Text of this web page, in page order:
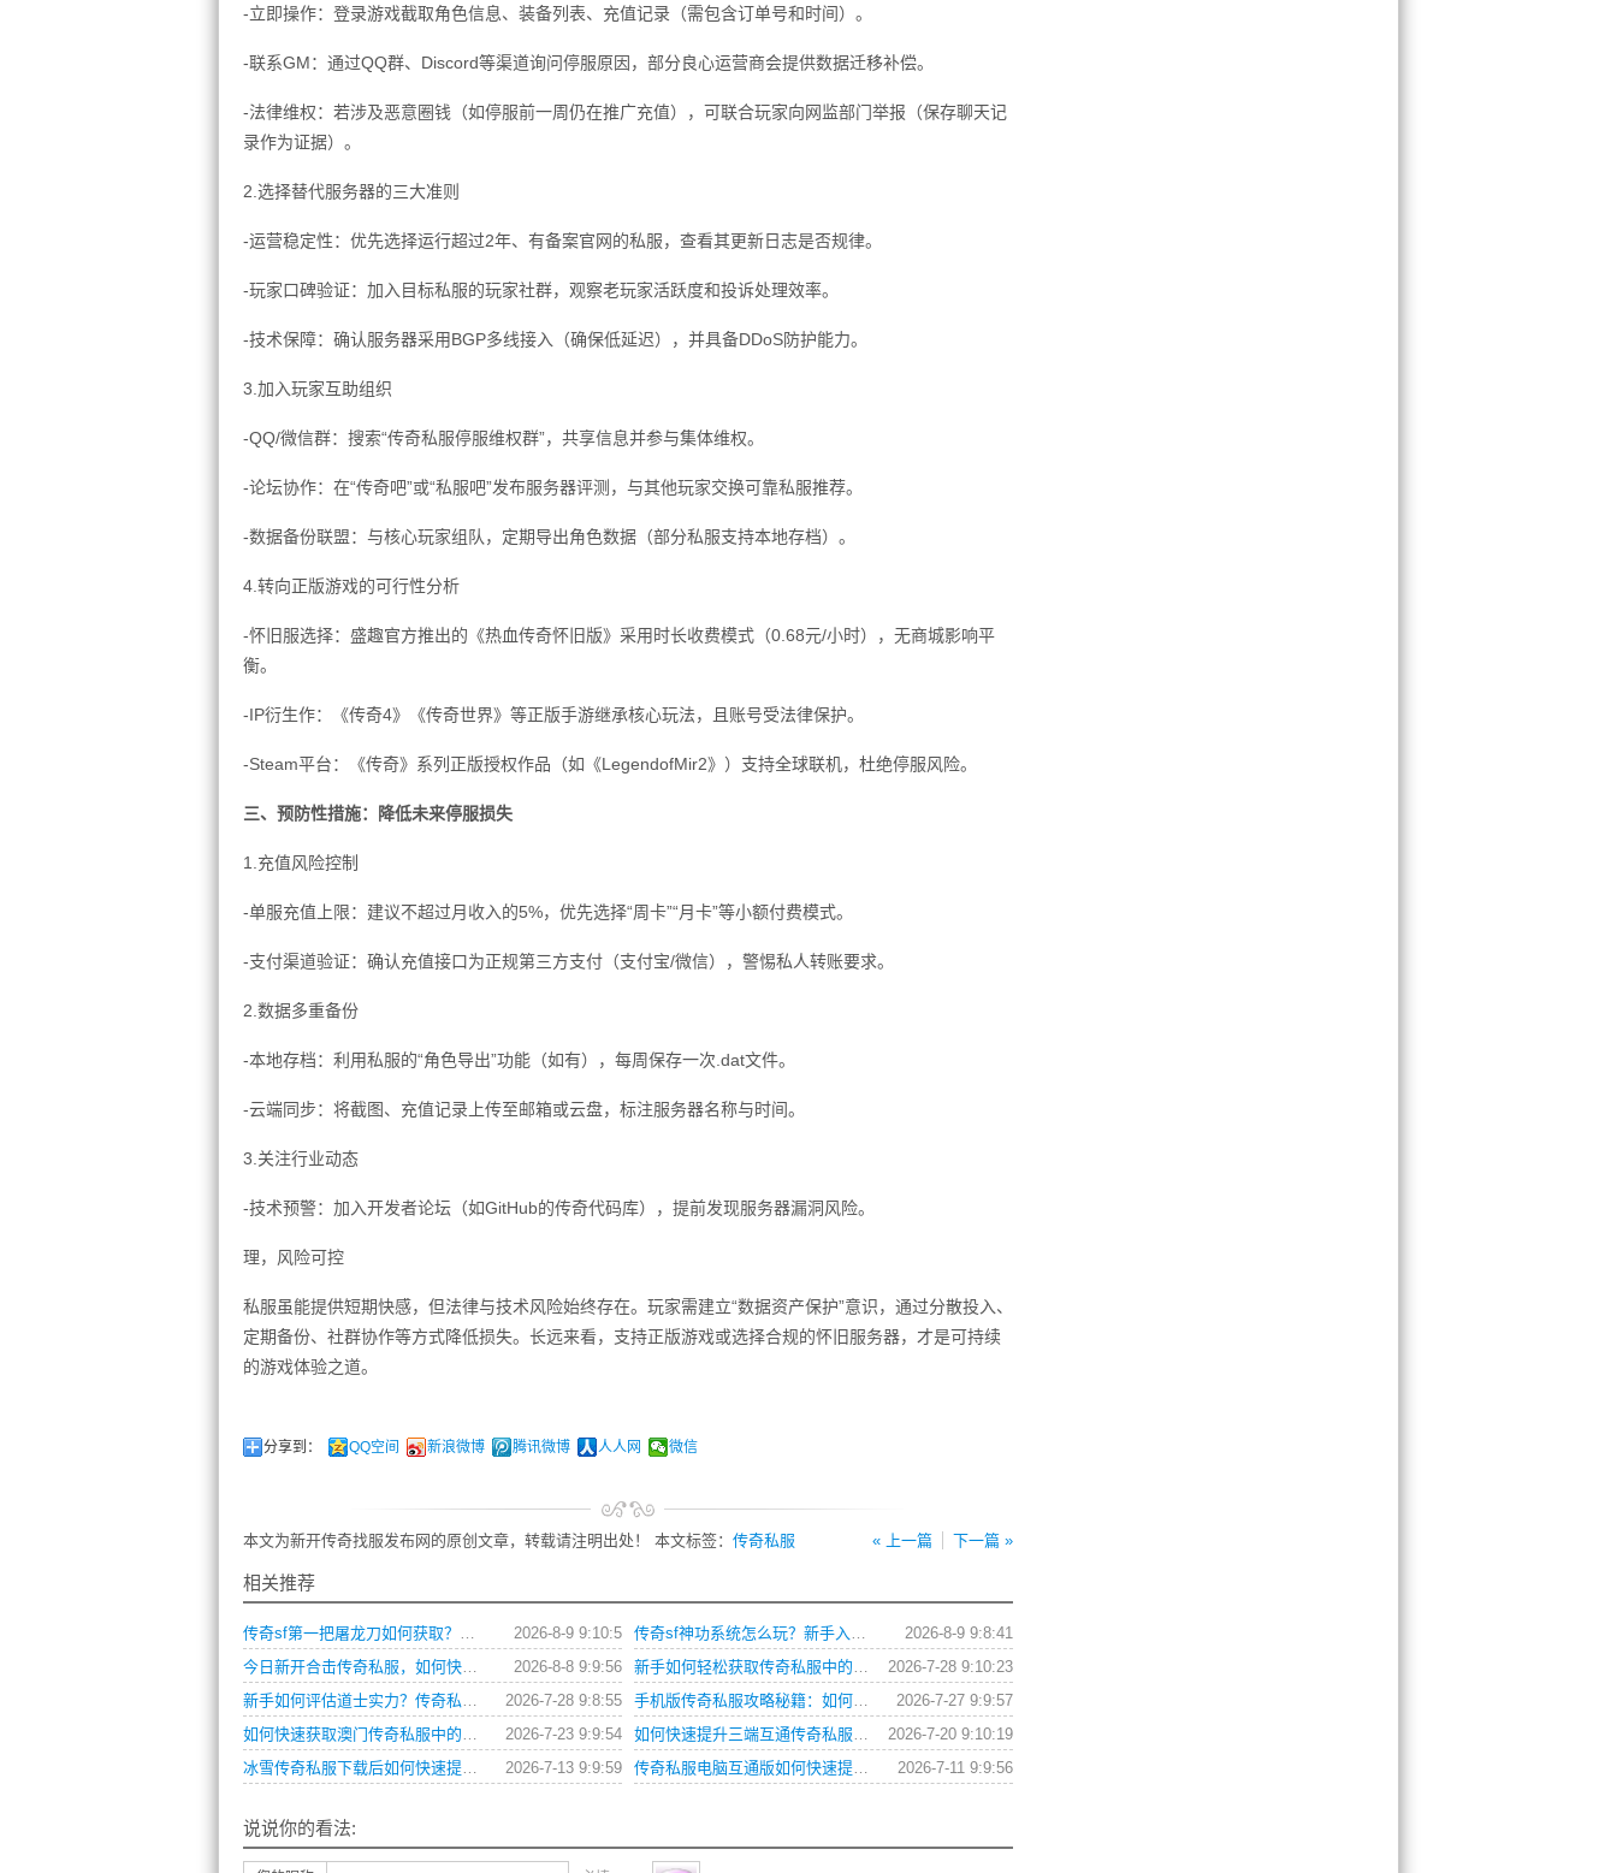
-立即操作：登录游戏截取角色信息、装备列表、充值记录（需包含订单号和时间）。
-联系GM：通过QQ群、Discord等渠道询问停服原因，部分良心运营商会提供数据迁移补偿。
-法律维权：若涉及恶意圈钱（如停服前一周仍在推广充值），可联合玩家向网监部门举报（保存聊天记
录作为证据）。
2.选择替代服务器的三大准则
-运营稳定性：优先选择运行超过2年、有备案官网的私服，查看其更新日志是否规律。
-玩家口碑验证：加入目标私服的玩家社群，观察老玩家活跃度和投诉处理效率。
-技术保障：确认服务器采用BGP多线接入（确保低延迟），并具备DDoS防护能力。
3.加入玩家互助组织
-QQ/微信群：搜索“传奇私服停服维权群”，共享信息并参与集体维权。
-论坛协作：在“传奇吧”或“私服吧”发布服务器评测，与其他玩家交换可靠私服推荐。
-数据备份联盟：与核心玩家组队，定期导出角色数据（部分私服支持本地存档）。
4.转向正版游戏的可行性分析
-怀旧服选择：盛趣官方推出的《热血传奇怀旧版》采用时长收费模式（0.68元/小时），无商城影响平
衡。
-IP衍生作：《传奇4》《传奇世界》等正版手游继承核心玩法，且账号受法律保护。
-Steam平台：《传奇》系列正版授权作品（如《LegendofMir2》）支持全球联机，杜绝停服风险。
三、预防性措施：降低未来停服损失
1.充值风险控制
-单服充值上限：建议不超过月收入的5%，优先选择“周卡”“月卡”等小额付费模式。
-支付渠道验证：确认充值接口为正规第三方支付（支付宝/微信），警惕私人转账要求。
2.数据多重备份
-本地存档：利用私服的“角色导出”功能（如有），每周保存一次.dat文件。
-云端同步：将截图、充值记录上传至邮箱或云盘，标注服务器名称与时间。
3.关注行业动态
-技术预警：加入开发者论坛（如GitHub的传奇代码库），提前发现服务器漏洞风险。
理，风险可控
私服虽能提供短期快感，但法律与技术风险始终存在。玩家需建立“数据资产保护”意识，通过分散投入、
定期备份、社群协作等方式降低损失。长远来看，支持正版游戏或选择合规的怀旧服务器，才是可持续
的游戏体验之道。
分享到： QQ空间 新浪微博 腾讯微博 人人网 微信
« 上一篇 下一篇 »
本文为新开传奇找服发布网的原创文章，转载请注明出处！ 本文标签： 传奇私服
相关推荐
2026-8-9 9:10:5
传奇sf第一把屠龙刀如何获取？完整攻略揭秘 2026-8-9 9:8:41
传奇sf神功系统怎么玩？新手入门攻略全解析
2026-8-8 9:9:56
今日新开合击传奇私服，如何快速提升角色战力？ 2026-7-28 9:10:23
新手如何轻松获取传奇私服中的各类游戏礼包？
2026-7-28 9:8:55
新手如何评估道士实力？传奇私服玩家操作习惯全解析 2026-7-27 9:9:57
手机版传奇私服攻略秘籍：如何快速提升战力？
2026-7-23 9:9:54
如何快速获取澳门传奇私服中的顶级装备？ 2026-7-20 9:10:19
如何快速提升三端互通传奇私服角色战斗力？
2026-7-13 9:9:59
冰雪传奇私服下载后如何快速提升角色等级？ 2026-7-11 9:9:56
传奇私服电脑互通版如何快速提升角色等级？
说说你的看法: